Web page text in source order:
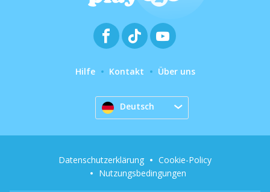
Hilfe Kontakt Über uns
Deutsch
Datenschutzerklärung
Cookie-Policy
Nutzungsbedingungen